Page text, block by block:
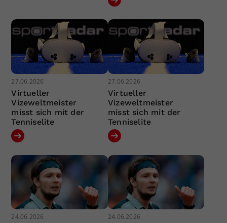
27.06.2026
Virtueller
Vizeweltmeister
misst sich mit der
Tenniselite
27.06.2026
Virtueller
Vizeweltmeister
misst sich mit der
Tenniselite
24.06.2026 24.06.2026